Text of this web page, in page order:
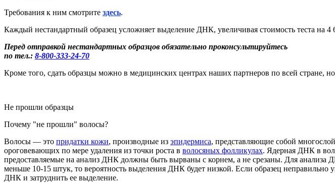
Требования к ним смотрите здесь.
Каждый нестандартный образец усложняет выделение ДНК, увеличивая стоимость теста на 4
Перед отправкой нестандартных образцов обязательно проконсультируйтесь
по тел.: 8-800-333-24-70
Кроме того, сдать образцы можно в медицинских центрах наших партнеров по всей стране,
Не прошли образцы
Почему "не прошли" волосы?
Волосы — это придатки кожи, производные из эпидермиса, представляющие собой
ороговевающих по мере удаления из точки роста в волосяных фолликулах. Ядерная ДНК в
предоставляемые на анализ ДНК должны быть вырваны с корнем, а не срезаны. Для анализа
меньше 10-15 штук, то вероятность выделения ДНК будет низкой. Если образец неправильно
ДНК и затруднить ее выделение.